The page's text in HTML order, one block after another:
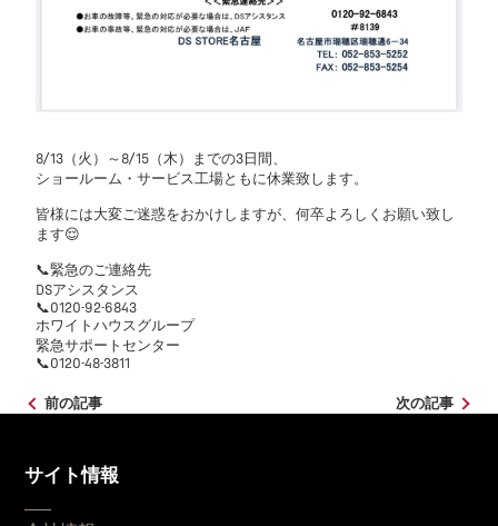
8/13（火）～8/15（木）までの3日間、
ショールーム・サービス工場ともに休業致します。
皆様には大変ご迷惑をおかけしますが、何卒よろしくお願い致し
ます😌
📞緊急のご連絡先
DSアシスタンス
📞0120-92-6843
ホワイトハウスグループ
緊急サポートセンター
📞0120-48-3811
前の記事 次の記事
サイト情報